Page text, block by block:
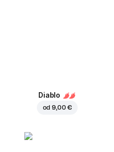
Diablo
od9,00 €